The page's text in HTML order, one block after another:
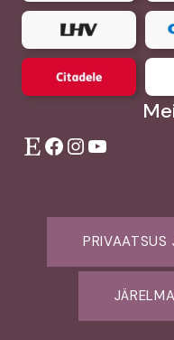
EtsyFacebook
Instagram
YouTube
PRIVAATSUS